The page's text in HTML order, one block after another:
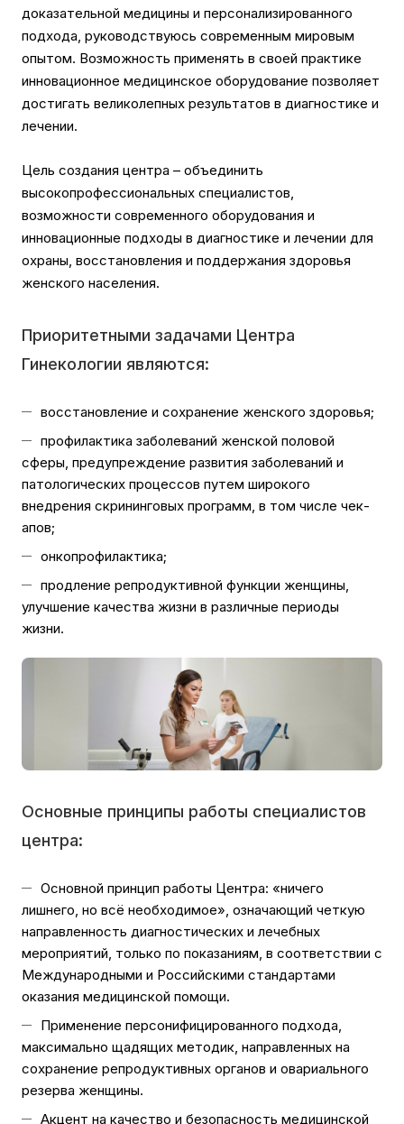
доказательной медицины и персонализированного
подхода, руководствуюсь современным мировым
опытом. Возможность применять в своей практике
инновационное медицинское оборудование позволяет
достигать великолепных результатов в диагностике и
лечении.
Цель создания центра – объединить
высокопрофессиональных специалистов,
возможности современного оборудования и
инновационные подходы в диагностике и лечении для
охраны, восстановления и поддержания здоровья
женского населения.
Приоритетными задачами Центра
Гинекологии являются:
восстановление и сохранение женского здоровья;
профилактика заболеваний женской половой
сферы, предупреждение развития заболеваний и
патологических процессов путем широкого
внедрения скрининговых программ, в том числе чек-
апов;
онкопрофилактика;
продление репродуктивной функции женщины,
улучшение качества жизни в различные периоды
жизни.
Основные принципы работы специалистов
центра:
Основной принцип работы Центра: «ничего
лишнего, но всё необходимое», означающий четкую
направленность диагностических и лечебных
мероприятий, только по показаниям, в соответствии с
Международными и Российскими стандартами
оказания медицинской помощи.
Применение персонифицированного подхода,
максимально щадящих методик, направленных на
сохранение репродуктивных органов и овариального
резерва женщины.
Акцент на качество и безопасность медицинской